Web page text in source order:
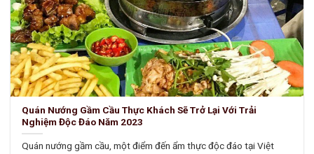
Quán Nướng Gầm Cầu Thực Khách Sẽ Trở Lại Với Trải
Nghiệm Độc Đáo Năm 2023
Quán nướng gầm cầu, một điểm đến ẩm thực độc đáo tại Việt